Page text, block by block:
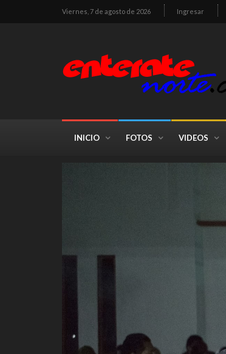
Viernes, 7 de agosto de 2026 Ingresar
INICIO FOTOS VIDEOS